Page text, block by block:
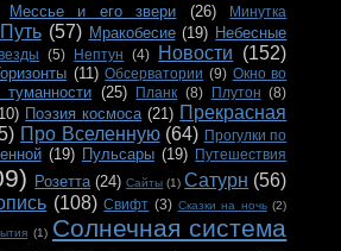
Мессье и его звери (26)
Минутка
(57) Мракобесие (19) Небесные
(5) Нептун (4) Новости (152)
(11) Обсерватории (9) Окно во
туманности (25) Планк (8) Плутон (8)
Поэзия космоса (21) Прекрасная
Про Вселенную (64) Прогулки по
(19) Пульсары (19) Путешествия
Розетта (24) Сайты (1) Сатурн (56)
(108) Свифт (3) Сказки на ночь (2)
(1) Солнечная система